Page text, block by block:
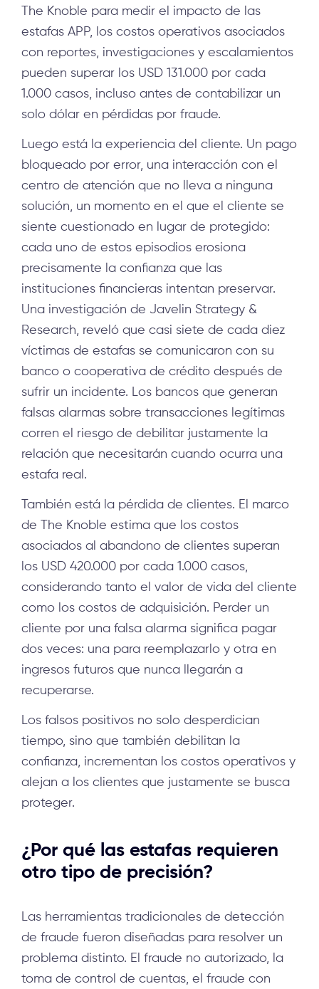
The Knoble para medir el impacto de las
estafas APP, los costos operativos asociados
con reportes, investigaciones y escalamientos
pueden superar los USD 131.000 por cada
1.000 casos, incluso antes de contabilizar un
solo dólar en pérdidas por fraude.
Luego está la experiencia del cliente. Un pago
bloqueado por error, una interacción con el
centro de atención que no lleva a ninguna
solución, un momento en el que el cliente se
siente cuestionado en lugar de protegido:
cada uno de estos episodios erosiona
precisamente la confianza que las
instituciones financieras intentan preservar.
Una investigación de Javelin Strategy &
Research, reveló que casi siete de cada diez
víctimas de estafas se comunicaron con su
banco o cooperativa de crédito después de
sufrir un incidente. Los bancos que generan
falsas alarmas sobre transacciones legítimas
corren el riesgo de debilitar justamente la
relación que necesitarán cuando ocurra una
estafa real.
También está la pérdida de clientes. El marco
de The Knoble estima que los costos
asociados al abandono de clientes superan
los USD 420.000 por cada 1.000 casos,
considerando tanto el valor de vida del cliente
como los costos de adquisición. Perder un
cliente por una falsa alarma significa pagar
dos veces: una para reemplazarlo y otra en
ingresos futuros que nunca llegarán a
recuperarse.
Los falsos positivos no solo desperdician
tiempo, sino que también debilitan la
confianza, incrementan los costos operativos y
alejan a los clientes que justamente se busca
proteger.
¿Por qué las estafas requieren
otro tipo de precisión?
Las herramientas tradicionales de detección
de fraude fueron diseñadas para resolver un
problema distinto. El fraude no autorizado, la
toma de control de cuentas, el fraude con